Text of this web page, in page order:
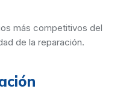
más competitivos del
de la reparación.